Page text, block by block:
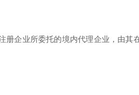
册企业所委托的境内代理企业，由其